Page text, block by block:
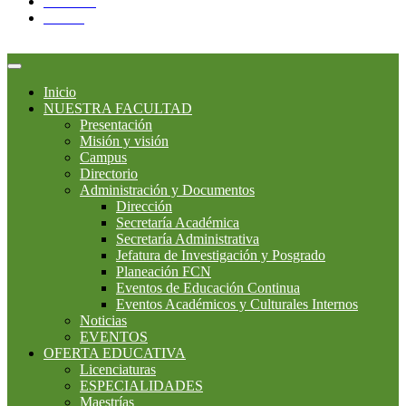
Inicio
NUESTRA FACULTAD
Presentación
Misión y visión
Campus
Directorio
Administración y Documentos
Dirección
Secretaría Académica
Secretaría Administrativa
Jefatura de Investigación y Posgrado
Planeación FCN
Eventos de Educación Continua
Eventos Académicos y Culturales Internos
Noticias
EVENTOS
OFERTA EDUCATIVA
Licenciaturas
ESPECIALIDADES
Maestrías